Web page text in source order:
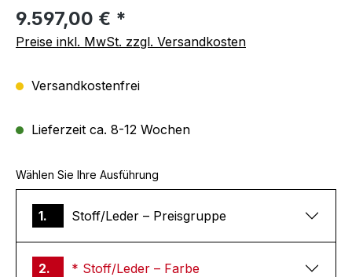
Regulärer Preis:
9.597,00 € *
Preise inkl. MwSt. zzgl. Versandkosten
Versandkostenfrei
Lieferzeit ca. 8-12 Wochen
Wählen Sie Ihre Ausführung
1. Stoff/Leder – Preisgruppe
2. * Stoff/Leder – Farbe